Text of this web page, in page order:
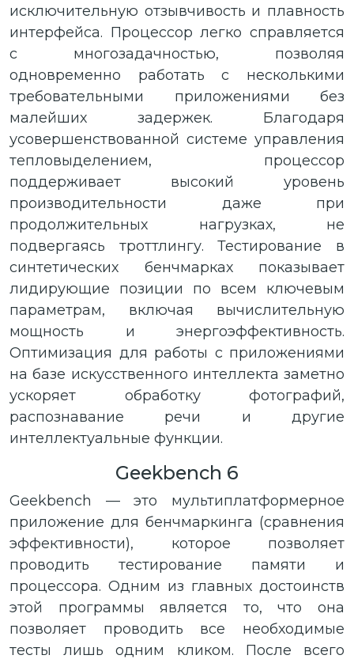
исключительную отзывчивость и плавность
интерфейса. Процессор легко справляется
с многозадачностью, позволяя
одновременно работать с несколькими
требовательными приложениями без
малейших задержек. Благодаря
усовершенствованной системе управления
тепловыделением, процессор
поддерживает высокий уровень
производительности даже при
продолжительных нагрузках, не
подвергаясь троттлингу. Тестирование в
синтетических бенчмарках показывает
лидирующие позиции по всем ключевым
параметрам, включая вычислительную
мощность и энергоэффективность.
Оптимизация для работы с приложениями
на базе искусственного интеллекта заметно
ускоряет обработку фотографий,
распознавание речи и другие
интеллектуальные функции.
Geekbench 6
Geekbench — это мультиплатформерное
приложение для бенчмаркинга (сравнения
эффективности), которое позволяет
проводить тестирование памяти и
процессора. Одним из главных достоинств
этой программы является то, что она
позволяет проводить все необходимые
тесты лишь одним кликом. После всего